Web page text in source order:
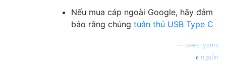
Nếu mua cáp ngoài Google, hãy đảm
bảo rằng chúng tuân thủ USB Type C
beeshyams
nguồn